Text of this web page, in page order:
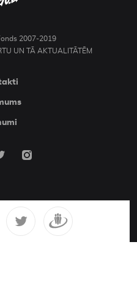
2007-2019
UN TĀ AKTUALITĀTĒM